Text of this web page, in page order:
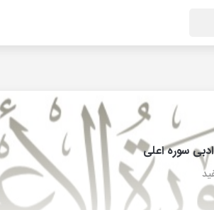
سوره اعلی